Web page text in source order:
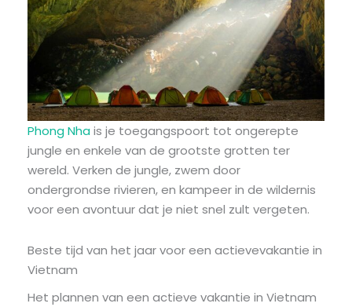
Phong Nha is je toegangspoort tot ongerepte
jungle en enkele van de grootste grotten ter
wereld. Verken de jungle, zwem door
ondergrondse rivieren, en kampeer in de wildernis
voor een avontuur dat je niet snel zult vergeten.
Beste tijd van het jaar voor een actievevakantie in
Vietnam
Het plannen van een actieve vakantie in Vietnam